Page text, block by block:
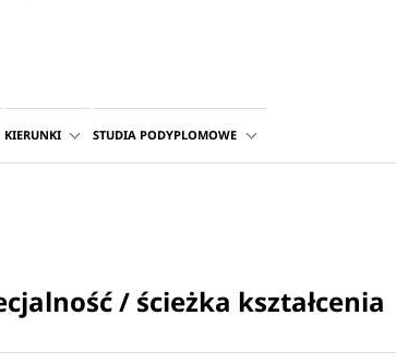
KIERUNKI STUDIA PODYPLOMOWE
/ ścieżka kształcenia